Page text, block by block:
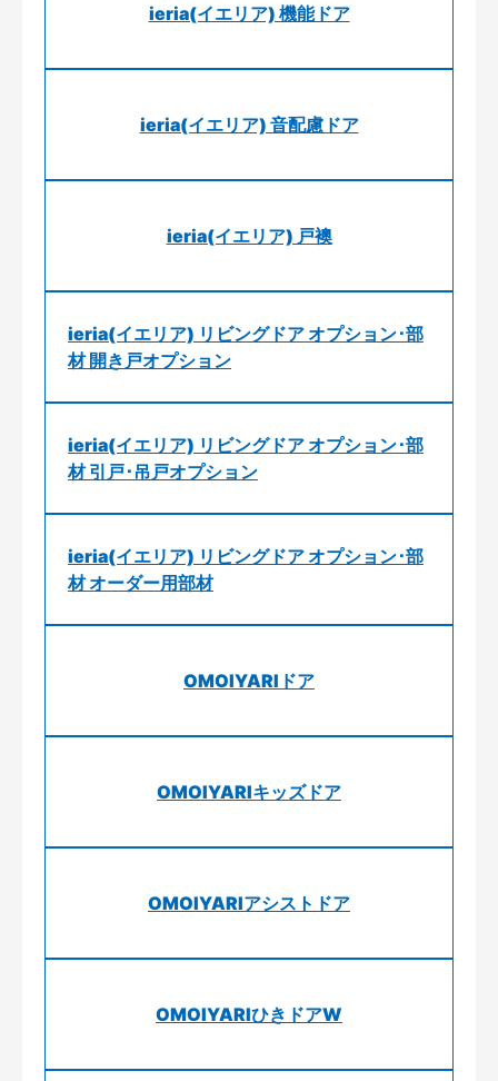
ieria(イエリア) 機能ドア
ieria(イエリア) 音配慮ドア
ieria(イエリア) 戸襖
ieria(イエリア) リビングドア オプション･部
材 開き戸オプション
ieria(イエリア) リビングドア オプション･部
材 引戸･吊戸オプション
ieria(イエリア) リビングドア オプション･部
材 オーダー用部材
OMOIYARIドア
OMOIYARIキッズドア
OMOIYARIアシストドア
OMOIYARIひきドアW